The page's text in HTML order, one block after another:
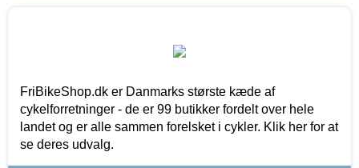
FriBikeShop.dk er Danmarks største kæde af
cykelforretninger - de er 99 butikker fordelt over hele
landet og er alle sammen forelsket i cykler. Klik her for at
se deres udvalg.